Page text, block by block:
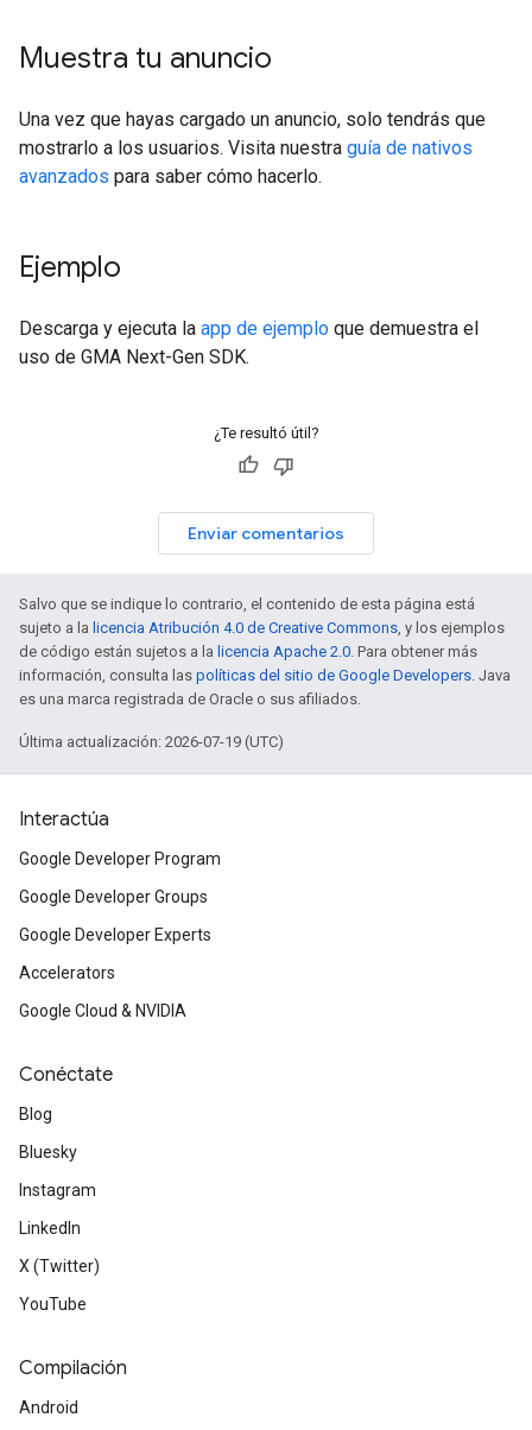
Muestra tu anuncio
Una vez que hayas cargado un anuncio, solo tendrás que
mostrarlo a los usuarios. Visita nuestra guía de nativos
avanzados para saber cómo hacerlo.
Ejemplo
Descarga y ejecuta la app de ejemplo que demuestra el
uso de GMA Next-Gen SDK.
¿Te resultó útil?
Enviar comentarios
Salvo que se indique lo contrario, el contenido de esta página está
sujeto a la licencia Atribución 4.0 de Creative Commons, y los ejemplos
de código están sujetos a la licencia Apache 2.0. Para obtener más
información, consulta las políticas del sitio de Google Developers. Java
es una marca registrada de Oracle o sus afiliados.
Última actualización: 2026-07-19 (UTC)
Interactúa
Google Developer Program
Google Developer Groups
Google Developer Experts
Accelerators
Google Cloud & NVIDIA
Conéctate
Blog
Bluesky
Instagram
LinkedIn
X (Twitter)
YouTube
Compilación
Android